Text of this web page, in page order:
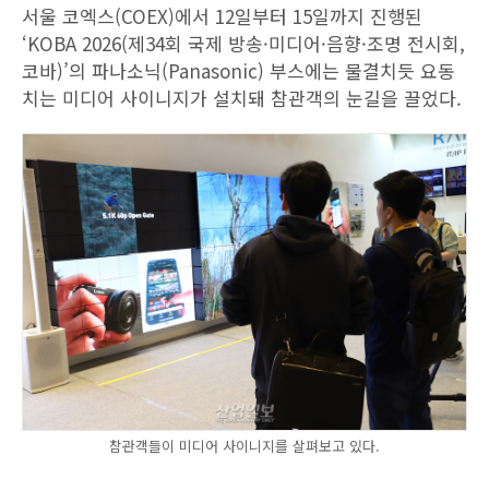
서울 코엑스(COEX)에서 12일부터 15일까지 진행된
‘KOBA 2026(제34회 국제 방송·미디어·음향·조명 전시회,
코바)’의 파나소닉(Panasonic) 부스에는 물결치듯 요동
치는 미디어 사이니지가 설치돼 참관객의 눈길을 끌었다.
참관객들이 미디어 사이니지를 살펴보고 있다.